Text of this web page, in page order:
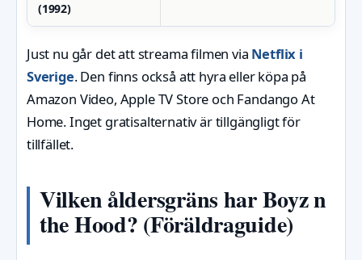
(1992)
Just nu går det att streama filmen via Netflix i
Sverige. Den finns också att hyra eller köpa på
Amazon Video, Apple TV Store och Fandango At
Home. Inget gratisalternativ är tillgängligt för
tillfället.
Vilken åldersgräns har Boyz n
the Hood? (Föräldraguide)